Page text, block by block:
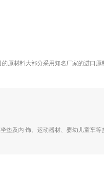
原材料大部分采用知名厂家的进口原
垫及内 饰、运动器材、婴幼儿童车等